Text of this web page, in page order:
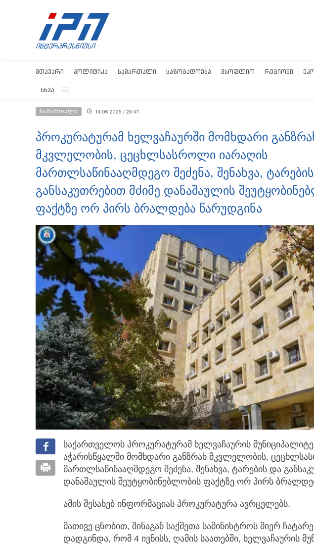
ᲛᲗᲐᲕᲐᲠᲘ ᲞᲝᲚᲘᲢᲘᲙᲐ ᲡᲐᲛᲐᲠᲗᲐᲚᲘ ᲡᲐᲖᲝᲒᲐᲓᲝᲔᲑᲐ ᲛᲡᲝᲤᲚᲘᲝ ᲠᲔᲒᲘᲝᲜᲘ
ᲡᲮᲕᲐ
სამართალი 14.06.2025 / 20:47
პროკურატურამ ხელვაჩაურში მომხდარი
მკვლელობის, ცეცხლსასროლი იარაღის
მართლსაწინააღმდეგო შეძენა, შენახვა,
განსაკუთრებით მძიმე დანაშაულის
ფაქტზე ორ პირს ბრალდება წარუდგინა
საქართველოს პროკურატურამ ხელვაჩაურის
აჭარისწყალში მომხდარი განზრახ მკვლელობის,
მართლსაწინააღმდეგო შეძენა, შენახვა, ტარების და
დანაშაულის შეუტყობინებლობის ფაქტზე ორ პირს
ამის შესახებ ინფორმაციას პროკურატურა ავრცელებს.
მათივე ცნობით, შინაგან საქმეთა სამინისტროს მიერ
დადგინდა, რომ 4 ივნისს, ღამის საათებში, ხელვაჩაურის